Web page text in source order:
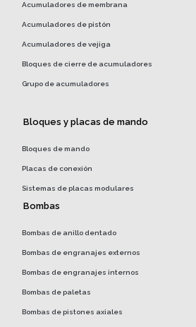
Acumuladores de membrana
Acumuladores de pistón
Acumuladores de vejiga
Bloques de cierre de acumuladores
Grupo de acumuladores
Bloques y placas de mando
Bloques de mando
Placas de conexión
Sistemas de placas modulares
Bombas
Bombas de anillo dentado
Bombas de engranajes externos
Bombas de engranajes internos
Bombas de paletas
Bombas de pistones axiales